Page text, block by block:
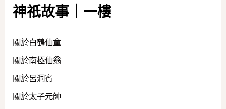
神祇故事｜一樓
關於白鶴仙童
關於南極仙翁
關於呂洞賓
關於太子元帥